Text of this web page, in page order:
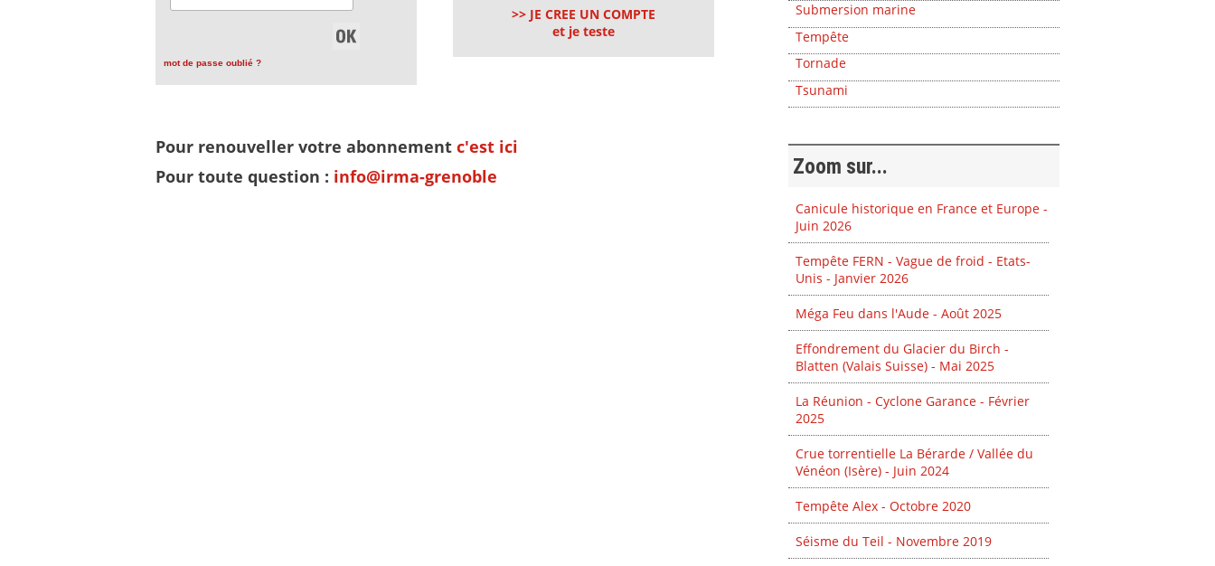
mot de passe oublié ?
>> JE CREE UN COMPTE
et je teste
Pour renouveller votre abonnement c'est ici
Pour toute question : info@irma-grenoble
Submersion marine
Tempête
Tornade
Tsunami
Zoom sur...
Canicule historique en France et Europe -
Juin 2026
Tempête FERN - Vague de froid - Etats-
Unis - Janvier 2026
Méga Feu dans l'Aude - Août 2025
Effondrement du Glacier du Birch -
Blatten (Valais Suisse) - Mai 2025
La Réunion - Cyclone Garance - Février
2025
Crue torrentielle La Bérarde / Vallée du
Vénéon (Isère) - Juin 2024
Tempête Alex - Octobre 2020
Séisme du Teil - Novembre 2019